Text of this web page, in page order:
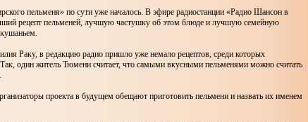
пельменя» по сути уже началось. В эфире радиостанции «Радио Шансон в
рецепт пельменей, лучшую частушку об этом блюде и лучшую семейную
Раку, в редакцию радио пришло уже немало рецептов, среди которых
один житель Тюмени считает, что самыми вкусными пельменями можно считать
проекта в будущем обещают приготовить пельмени и назвать их именем